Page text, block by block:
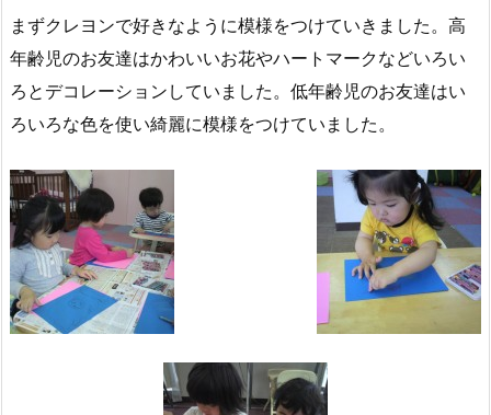
まずクレヨンで好きなように模様をつけていきました。高
年齢児のお友達はかわいいお花やハートマークなどいろい
ろとデコレーションしていました。低年齢児のお友達はい
ろいろな色を使い綺麗に模様をつけていました。